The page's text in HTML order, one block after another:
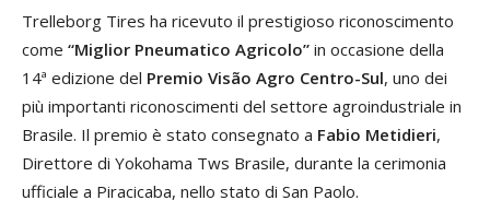
Trelleborg Tires ha ricevuto il prestigioso riconoscimento
come “Miglior Pneumatico Agricolo” in occasione della
14ª edizione del Premio Visão Agro Centro-Sul, uno dei
più importanti riconoscimenti del settore agroindustriale in
Brasile. Il premio è stato consegnato a Fabio Metidieri,
Direttore di Yokohama Tws Brasile, durante la cerimonia
ufficiale a Piracicaba, nello stato di San Paolo.